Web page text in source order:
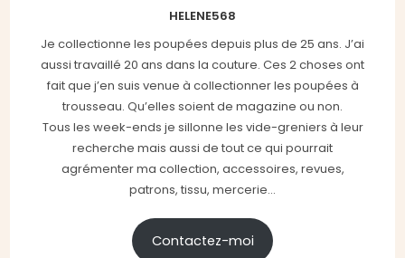
HELENE568
Je collectionne les poupées depuis plus de 25 ans. J’ai
aussi travaillé 20 ans dans la couture. Ces 2 choses ont
fait que j’en suis venue à collectionner les poupées à
trousseau. Qu’elles soient de magazine ou non.
Tous les week-ends je sillonne les vide-greniers à leur
recherche mais aussi de tout ce qui pourrait
agrémenter ma collection, accessoires, revues,
patrons, tissu, mercerie...
Contactez-moi